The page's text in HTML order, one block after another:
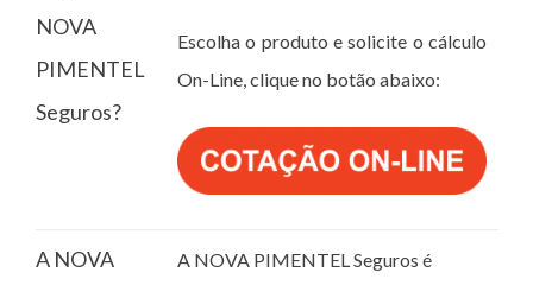
NOVA
PIMENTEL
Seguros?
Escolha o produto e solicite o cálculo
On-Line, clique no botão abaixo:
A NOVA
A NOVA PIMENTEL Seguros é